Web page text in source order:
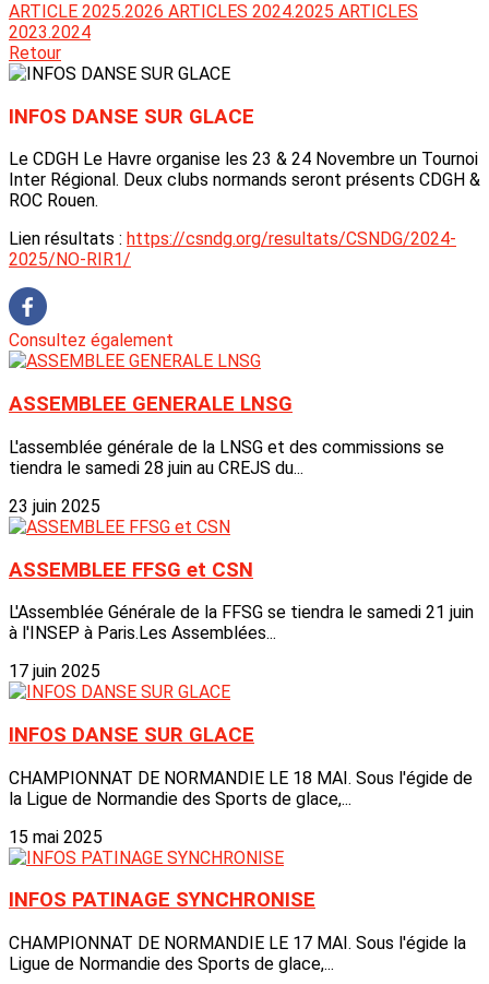
ARTICLE 2025.2026 ARTICLES 2024.2025 ARTICLES
2023.2024
Retour
INFOS DANSE SUR GLACE
Le CDGH Le Havre organise les 23 & 24 Novembre un Tournoi
Inter Régional. Deux clubs normands seront présents CDGH &
ROC Rouen.
Lien résultats : https://csndg.org/resultats/CSNDG/2024-
2025/NO-RIR1/
Consultez également
ASSEMBLEE GENERALE LNSG
L'assemblée générale de la LNSG et des commissions se
tiendra le samedi 28 juin au CREJS du...
23 juin 2025
ASSEMBLEE FFSG et CSN
L'Assemblée Générale de la FFSG se tiendra le samedi 21 juin
à l'INSEP à Paris.Les Assemblées...
17 juin 2025
INFOS DANSE SUR GLACE
CHAMPIONNAT DE NORMANDIE LE 18 MAI. Sous l'égide de
la Ligue de Normandie des Sports de glace,...
15 mai 2025
INFOS PATINAGE SYNCHRONISE
CHAMPIONNAT DE NORMANDIE LE 17 MAI. Sous l'égide la
Ligue de Normandie des Sports de glace,...